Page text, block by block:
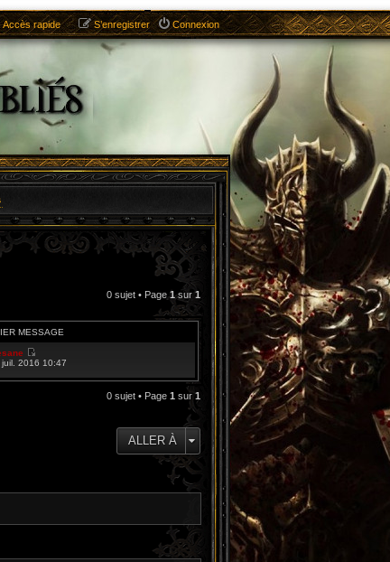
Accès rapide Connexion
S’enregistrer
0 sujet • Page 1sur 1
MESSAGE
V
i
juil. 2016 10:47
0 sujet • Page 1 sur 1
ALLER À